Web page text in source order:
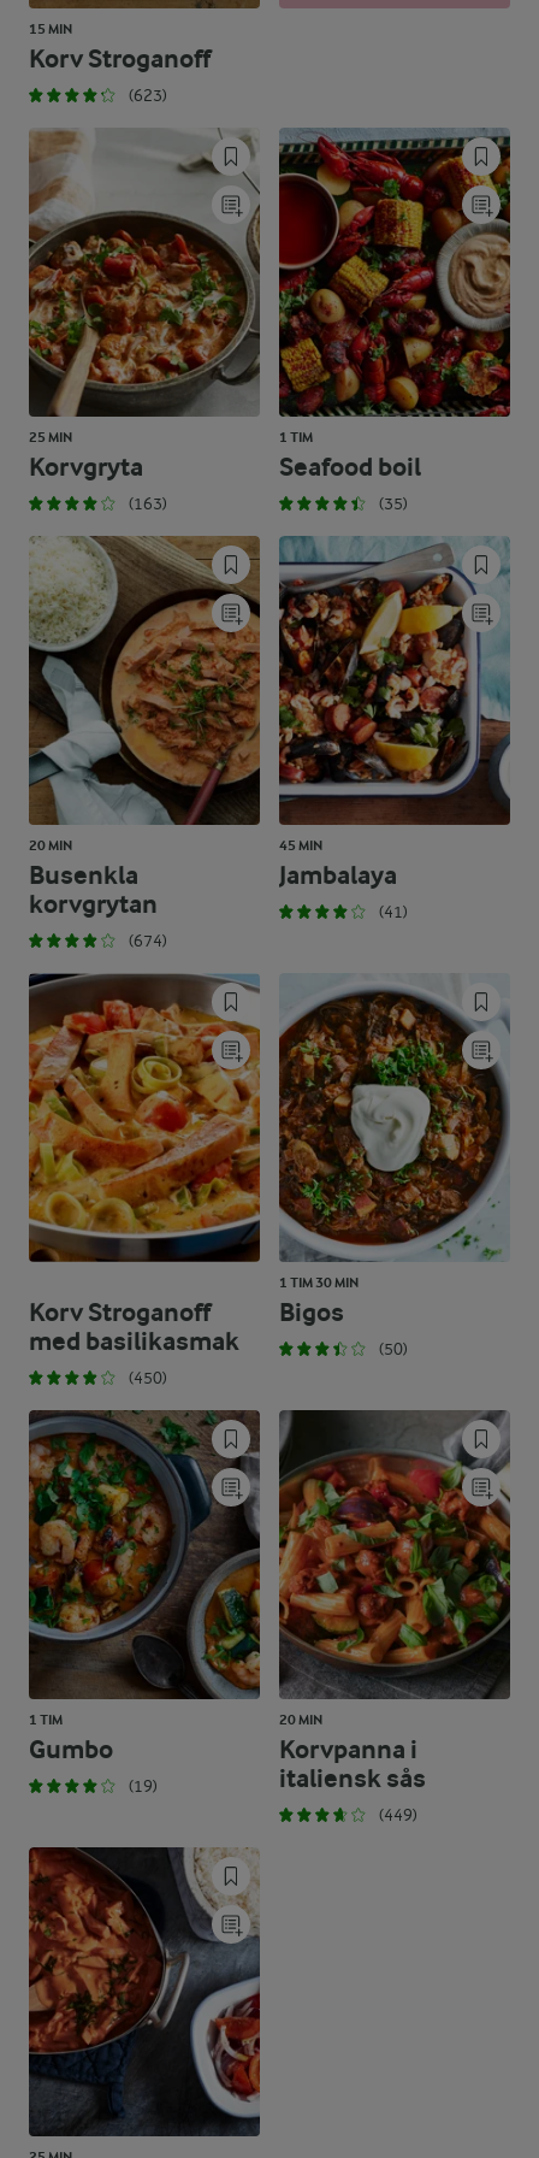
15 MIN
Korv Stroganoff
(623)
25 MIN
Korvgryta
(163)
1 TIM
Seafood boil
(35)
20 MIN
Busenkla
korvgrytan
(674)
45 MIN
Jambalaya
(41)
Korv Stroganoff
med basilikasmak
(450)
1 TIM 30 MIN
Bigos
(50)
1 TIM
Gumbo
(19)
20 MIN
Korvpanna i
italiensk sås
(449)